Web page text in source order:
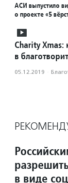
АСИ выпустило
о проекте «5
Charity Xmas:
в
05.12.2019 ·
в виде